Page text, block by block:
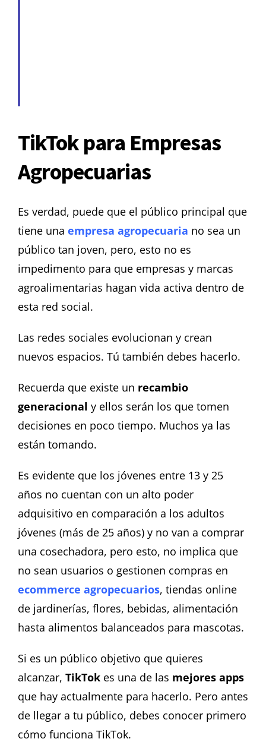
TikTok para Empresas
Agropecuarias
Es verdad, puede que el público principal que
tiene una empresa agropecuaria no sea un
público tan joven, pero, esto no es
impedimento para que empresas y marcas
agroalimentarias hagan vida activa dentro de
esta red social.
Las redes sociales evolucionan y crean
nuevos espacios. Tú también debes hacerlo.
Recuerda que existe un recambio
generacional y ellos serán los que tomen
decisiones en poco tiempo. Muchos ya las
están tomando.
Es evidente que los jóvenes entre 13 y 25
años no cuentan con un alto poder
adquisitivo en comparación a los adultos
jóvenes (más de 25 años) y no van a comprar
una cosechadora, pero esto, no implica que
no sean usuarios o gestionen compras en
ecommerce agropecuarios, tiendas online
de jardinerías, flores, bebidas, alimentación
hasta alimentos balanceados para mascotas.
Si es un público objetivo que quieres
alcanzar, TikTok es una de las mejores apps
que hay actualmente para hacerlo. Pero antes
de llegar a tu público, debes conocer primero
cómo funciona TikTok.